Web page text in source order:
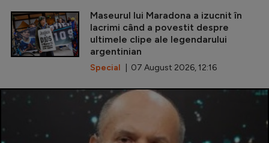
Maseurul lui Maradona a izucnit în
lacrimi când a povestit despre
ultimele clipe ale legendarului
argentinian
Special | 07 August 2026, 12:16